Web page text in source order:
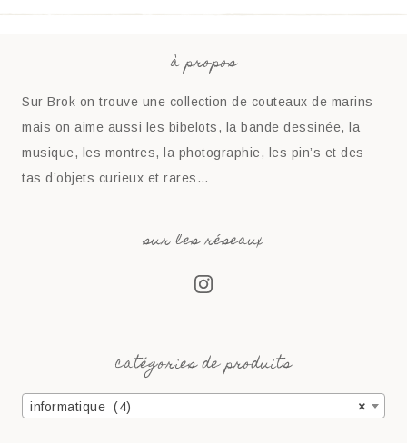
à propos
Sur Brok on trouve une collection de couteaux de marins
mais on aime aussi les bibelots, la bande dessinée, la
musique, les montres, la photographie, les pin’s et des
tas d’objets curieux et rares…
sur les réseaux
catégories de produits
×
informatique (4)